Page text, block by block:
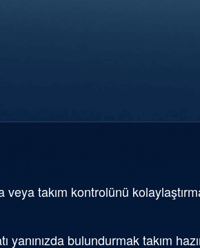
takım kontrolünü
bulundurmak takım